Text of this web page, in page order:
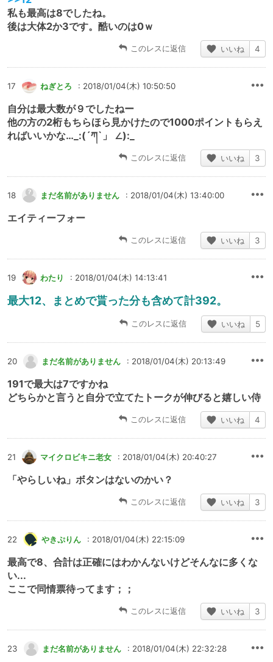
私も最高は8でしたね。
後は大体2か3です。酷いのは0ｗ
このレスに返信 いいね 4
17 ねぎとろ : 2018/01/04(木) 10:50:50
自分は最大数が９でしたねー
他の方の2桁もちらほら見かけたので1000ポイントもらえ
ればいいかな…_:(´ཀ`」 ∠):_
このレスに返信 いいね 3
18 まだ名前がありません : 2018/01/04(木) 13:40:00
エイティーフォー
このレスに返信 いいね 3
19 わたり : 2018/01/04(木) 14:13:41
最大12、まとめで貰った分も含めて計392。
このレスに返信 いいね 5
20 まだ名前がありません : 2018/01/04(木) 20:13:49
191で最大は7ですかね
どちらかと言うと自分で立てたトークが伸びると嬉しい侍
このレスに返信 いいね 4
21 マイクロビキニ老女 : 2018/01/04(木) 20:40:27
「やらしいね」ボタンはないのかい？
このレスに返信 いいね 3
22 やきぷりん : 2018/01/04(木) 22:15:09
最高で8、合計は正確にはわかんないけどそんなに多くな
い...
ここで同情票待ってます；；
このレスに返信 いいね 3
23 まだ名前がありません : 2018/01/04(木) 22:32:28